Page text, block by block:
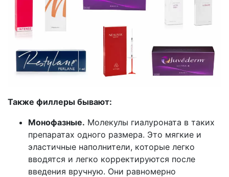
Также филлеры бывают:
Монофазные. Молекулы гиалуроната в таких
препаратах одного размера. Это мягкие и
эластичные наполнители, которые легко
вводятся и легко корректируются после
введения вручную. Они равномерно